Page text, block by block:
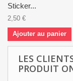
Sticker...
2,50 €
Ajouter au panier
LES
PRODUIT